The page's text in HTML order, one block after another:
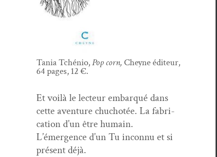
Tania Tchénio,Pop corn, Cheyne édi­teur,
64 pages, 12 €.
Et voilà le lecteur embar­qué dans
cette aven­ture chu­chotée. La fab­ri­
ca­tion d’un être humain.
L’émergence d’un Tu incon­nu et si
présent déjà.